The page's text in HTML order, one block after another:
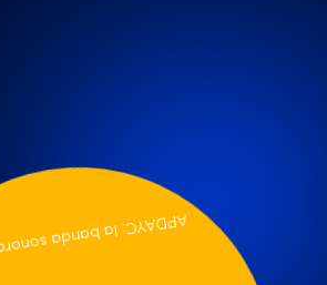
la banda sonora del Perú